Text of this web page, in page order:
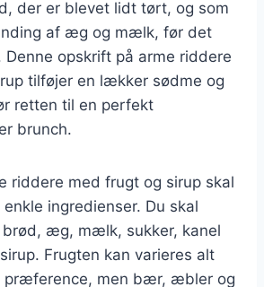
der er blevet lidt tørt, og som
af æg og mælk, før det
Denne opskrift på arme riddere
tilføjer en lækker sødme og
retten til en perfekt
brunch.
riddere med frugt og sirup skal
ingredienser. Du skal
brød, æg, mælk, sukker, kanel
Frugten kan varieres alt
præference, men bær, æbler og